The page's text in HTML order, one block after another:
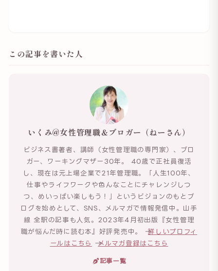
この記事を書いた人
いくみ@女性管理職＆ブロガー（ねーさん）
ビジネス書著者、講師（女性管理職の専門家）、ブロ
ガー、ワーキングマザー30年。 40歳で正社員復活
し、現在は元上場企業で21年管理職。「人生100年、
仕事やライフワークや色んなことにチャレンジしつ
つ、めいっぱい楽しもう！」というビジョンのもとブ
ログを始めとして、SNS、メルマガで情報発信中。山手
線 全駅の記事も人気。2023年4月初出版『女性管理
職が悩んだ時に読む本』好評発売中。 →詳しいプロフィ
ールはこちら
→メルマガ登録はこちら
記事一覧